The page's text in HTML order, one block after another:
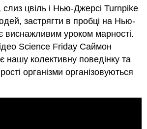
цвіль і Нью-Джерсі Turnpike
застрягти в пробці на Нью-
виснажливим уроком марності.
Science Friday Саймон
нашу колективну поведінку та
організми організовуються